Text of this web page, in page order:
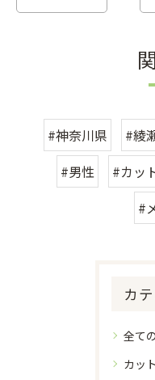
#神奈川県 #綾
#男性
#カッ
#
カ
全て
カット